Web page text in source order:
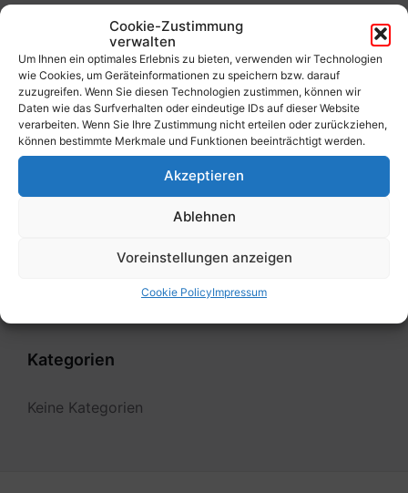
Cookie-Zustimmung
verwalten
Um Ihnen ein optimales Erlebnis zu bieten, verwenden wir Technologien
wie Cookies, um Geräteinformationen zu speichern bzw. darauf
zuzugreifen. Wenn Sie diesen Technologien zustimmen, können wir
Daten wie das Surfverhalten oder eindeutige IDs auf dieser Website
verarbeiten. Wenn Sie Ihre Zustimmung nicht erteilen oder zurückziehen,
können bestimmte Merkmale und Funktionen beeinträchtigt werden.
Akzeptieren
Ablehnen
Voreinstellungen anzeigen
Cookie PolicyImpressum
Filter
Von:
Filter
Kategorien
Keine Kategorien